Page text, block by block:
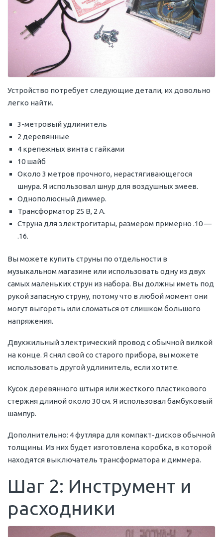
Устройство потребует следующие детали, их довольно
легко найти.
3-метровый удлинитель
2 деревянные
4 крепежных винта с гайками
10 шайб
Около 3 метров прочного, нерастягивающегося
шнура. Я использовал шнур для воздушных змеев.
Однополюсный диммер.
Трансформатор 25 В, 2 А.
Струна для электрогитары, размером примерно .10 —
.16.
Вы можете купить струны по отдельности в
музыкальном магазине или использовать одну из двух
самых маленьких струн из набора. Вы должны иметь под
рукой запасную струну, потому что в любой момент они
могут выгореть или сломаться от слишком большого
напряжения.
Двухжильный электрический провод с обычной вилкой
на конце. Я снял свой со старого прибора, вы можете
использовать другой удлинитель, если хотите.
Кусок деревянного штыря или жесткого пластикового
стержня длиной около 30 см. Я использовал бамбуковый
шампур.
Дополнительно: 4 футляра для компакт-дисков обычной
толщины. Из них будет изготовлена коробка, в которой
находятся выключатель трансформатора и диммера.
Шаг 2: Инструмент и
расходники